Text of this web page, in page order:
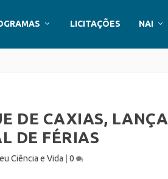
LICITAÇÕES NAI
DE CAXIAS, LANÇA
DE FÉRIAS
Ciência e Vida |0